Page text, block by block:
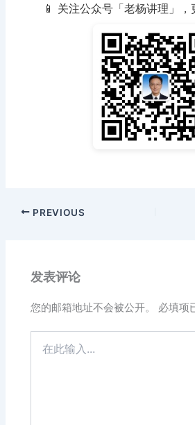
📱 关注公众号「老杨讲理」
PREVIOUS
发表评论
您的邮箱地址不会被公开。 必填项